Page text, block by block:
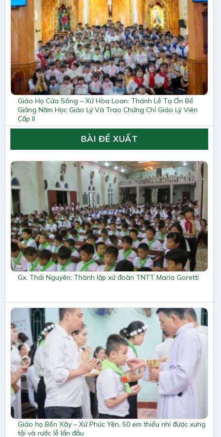
Giáo Họ Cửa Sông – Xứ Hòa Loan: Thánh Lễ Tạ Ơn Bế
Giảng Năm Học Giáo Lý Và Trao Chứng Chỉ Giáo Lý Viên
Cấp II
BÀI ĐỀ XUẤT
Gx. Thái Nguyên: Thành lập xứ đoàn TNTT Maria Goretti
Giáo họ Bến Xây – Xứ Phúc Yên, 50 em thiếu nhi được xưng
tội và rước lễ lần đầu